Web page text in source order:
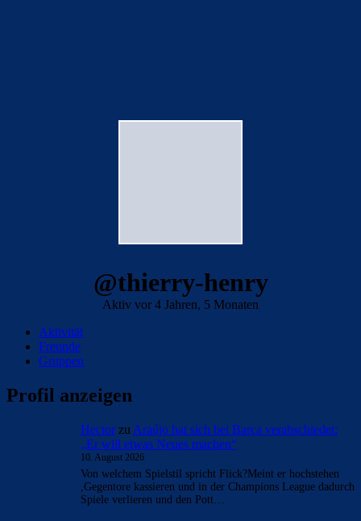
@thierry-henry
Aktiv vor 4 Jahren, 5 Monaten
Aktivität
Freunde
Gruppen
Profil anzeigen
Hectorzu Araújo hat sich bei Barça verabschiedet:
„Er will etwas Neues machen“
10. August 2026
Von welchem Spielstil spricht Flick?Meint er hochstehen
,Gegentore kassieren und in der Champions League dadurch
Spiele verlieren und den Pott…